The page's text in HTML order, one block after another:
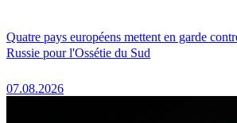
Quatre pays européens mettent en garde
Russie pour l'Ossétie du Sud
07.08.2026